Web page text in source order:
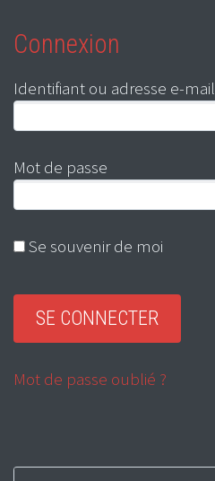
Connexion
Identifiant ou adresse e-mail
Mot de passe
Se souvenir de moi
Mot de passe oublié ?